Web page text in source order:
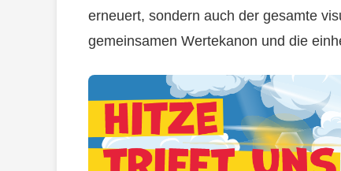
erneuert, sondern auch der gesamte
gemeinsamen Wertekanon und die